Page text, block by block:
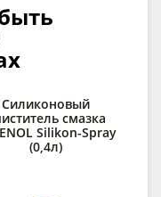
Силиконовый
смазка
Silikon-Spray
(0,4л)